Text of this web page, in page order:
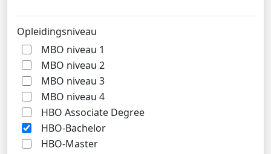
Opleidingsniveau
MBO niveau 1
MBO niveau 2
MBO niveau 3
MBO niveau 4
HBO Associate Degree
HBO-Bachelor
HBO-Master